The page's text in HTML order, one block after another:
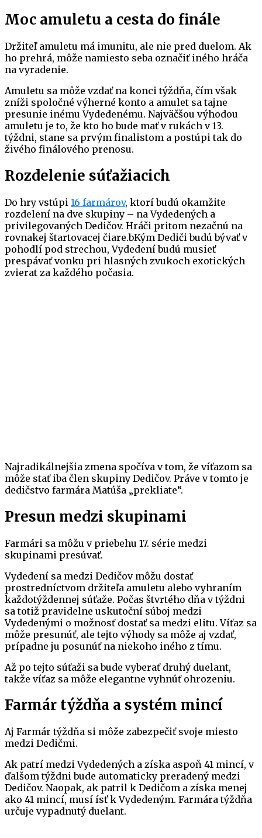
Moc amuletu a cesta do finále
Držiteľ amuletu má imunitu, ale nie pred duelom. Ak
ho prehrá, môže namiesto seba označiť iného hráča
na vyradenie.
Amuletu sa môže vzdať na konci týždňa, čím však
zníži spoločné výherné konto a amulet sa tajne
presunie inému Vydedenému. Najväčšou výhodou
amuletu je to, že kto ho bude mať v rukách v 13.
týždni, stane sa prvým finalistom a postúpi tak do
živého finálového prenosu.
Rozdelenie súťažiacich
Do hry vstúpi 16 farmárov, ktorí budú okamžite
rozdelení na dve skupiny – na Vydedených a
privilegovaných Dedičov. Hráči pritom nezačnú na
rovnakej štartovacej čiare.bKým Dediči budú bývať v
pohodlí pod strechou, Vydedení budú musieť
prespávať vonku pri hlasných zvukoch exotických
zvierat za každého počasia.
Najradikálnejšia zmena spočíva v tom, že víťazom sa
môže stať iba člen skupiny Dedičov. Práve v tomto je
dedičstvo farmára Matúša „prekliate“.
Presun medzi skupinami
Farmári sa môžu v priebehu 17. série medzi
skupinami presúvať.
Vydedení sa medzi Dedičov môžu dostať
prostredníctvom držiteľa amuletu alebo vyhraním
každotýždennej súťaže. Počas štvrtého dňa v týždni
sa totiž pravidelne uskutoční súboj medzi
Vydedenými o možnosť dostať sa medzi elitu. Víťaz sa
môže presunúť, ale tejto výhody sa môže aj vzdať,
prípadne ju posunúť na niekoho iného z tímu.
Až po tejto súťaži sa bude vyberať druhý duelant,
takže víťaz sa môže elegantne vyhnúť ohrozeniu.
Farmár týždňa a systém mincí
Aj Farmár týždňa si môže zabezpečiť svoje miesto
medzi Dedičmi.
Ak patrí medzi Vydedených a získa aspoň 41 mincí, v
ďalšom týždni bude automaticky preradený medzi
Dedičov. Naopak, ak patril k Dedičom a získa menej
ako 41 mincí, musí ísť k Vydedeným. Farmára týždňa
určuje vypadnutý duelant.